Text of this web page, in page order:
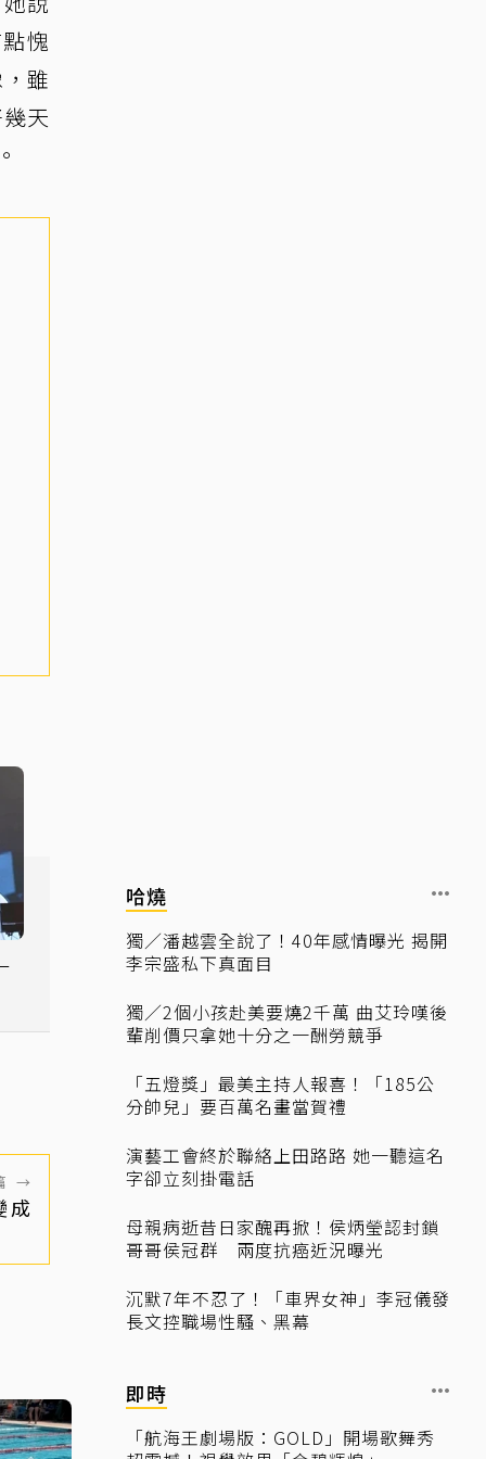
愧
雖
天
→
成
哈燒
獨／潘越雲全說了！40年感情曝光 揭開
李宗盛私下真面目
獨／2個小孩赴美要燒2千萬 曲艾玲嘆後
輩削價只拿她十分之一酬勞競爭
「五燈獎」最美主持人報喜！「185公
分帥兒」要百萬名畫當賀禮
演藝工會終於聯絡上田路路 她一聽這名
字卻立刻掛電話
母親病逝昔日家醜再掀！侯炳瑩認封鎖
哥哥侯冠群 兩度抗癌近況曝光
沉默7年不忍了！「車界女神」李冠儀發
長文控職場性騷、黑幕
即時
「航海王劇場版：GOLD」開場歌舞秀